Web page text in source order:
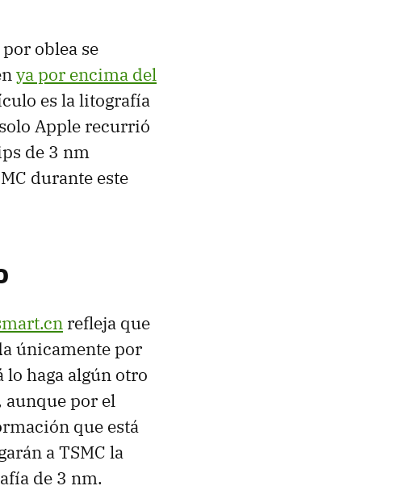
oblea se
ya por encima del
es la litografía
Apple recurrió
de 3 nm
durante este
refleja que
únicamente por
lo haga algún otro
aunque por el
que está
a TSMC la
de 3 nm.